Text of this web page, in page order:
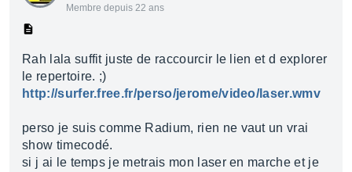
Membre depuis 22 ans
Rah lala suffit juste de raccourcir le lien et d explorer
le repertoire. ;)
http://surfer.free.fr/perso/jerome/video/laser.wmv
perso je suis comme Radium, rien ne vaut un vrai
show timecodé.
si j ai le temps je metrais mon laser en marche et je